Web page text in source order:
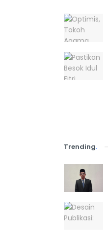
Trending.